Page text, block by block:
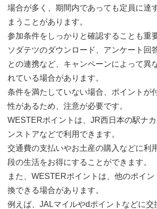
場合が多く、期間内であっても定員に達
まうことがあります。
参加条件をしっかりと確認することも重
ソダテツのダウンロード、アンケート回
との連携など、キャンペーンによって異
れている場合があります。
条件を満たしていない場合、ポイントが
性があるため、注意が必要です。
WESTERポイントは、JR西日本の駅ナ
ンストアなどで利用できます。
交通費の支払いやお土産の購入などに利
段の生活をお得にすることができます。
また、WESTERポイントは、他のポイン
換できる場合があります。
例えば、JALマイルやdポイントなどに交